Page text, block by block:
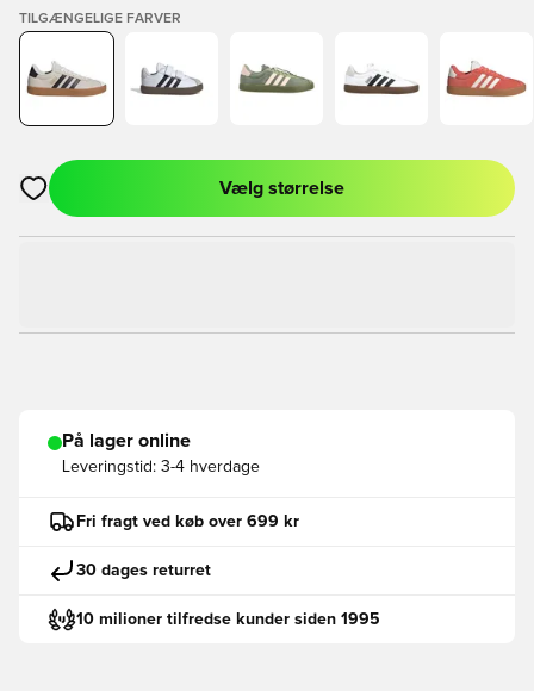
TILGÆNGELIGE FARVER
Åbner en Modal til at logge ind eller tilmelde dig som medlem
Vælg størrelse
På lager online
Leveringstid: 3-4 hverdage
Fri fragt ved køb over 699 kr
30 dages returret
10 milioner tilfredse kunder siden 1995